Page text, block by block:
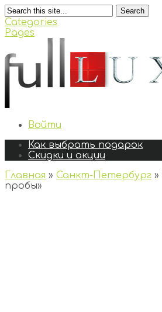
Search
Categories
Pages
Войти
Как выбрать подарок
Скидки и акции
Главная » Санкт-Петербург »
пробы»